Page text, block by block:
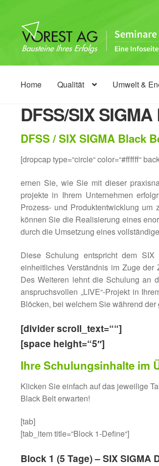
Zur
Navigation
springen
Zum
Inhalt
springen
Home Qualität Umwelt &
DFSS/SIX
DFSS / SIX SIGMA Black
[dropcap type=“circle“ color=“#ffffff“
ernen Sie, wie Sie mit dieser
projekte in Ihrem Unternehmen
Prozess- und Produktentwicklung
können Sie die Realisierung eines
durch die Umsetzung eines
Diese Schulung entspricht dem
einheitliches Verständnis im Zuge der
Des Weiteren lehnt die Schulung an
anspruchsvollen „LIVE“-Projekt in
Blöcken, bei welchem Sie während
[divider scroll_text=““]
[space height=“5″]
Ihre Schulungsinhalte im
Klicken Sie einfach auf das jeweilige
Black Belt erwarten!
[tab]
[tab_item title=“Block 1-Define“]
Block 1 (5 Tage) – SIX SIGMA